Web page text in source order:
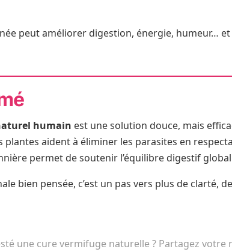
peut améliorer digestion, énergie, humeur…
humain est une solution douce, mais
plantes aident à éliminer les parasites en
permet de soutenir l’équilibre digestif global
bien pensée, c’est un pas vers plus de clarté,
une cure vermifuge naturelle ? Partagez votre